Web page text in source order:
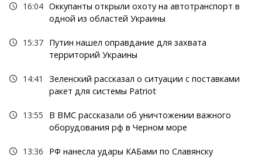
16:04 Оккупанты открыли охоту на автотранспорт в
одной из областей Украины
15:37 Путин нашел оправдание для захвата
территорий Украины
14:41
Зеленский рассказал о ситуации с поставками
ракет для системы Patriot
13:55
В ВМС рассказали об уничтожении важного
оборудования рф в Черном море
13:36 РФ нанесла удары КАБами по Славянску